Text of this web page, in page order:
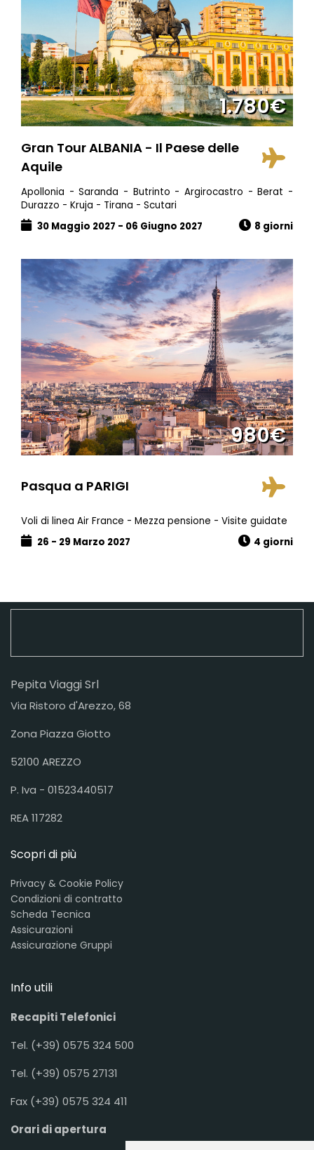
1.780€
Gran Tour ALBANIA - Il Paese delle
Aquile
Apollonia - Saranda - Butrinto - Argirocastro - Berat -
Durazzo - Kruja - Tirana - Scutari
30 Maggio 2027 - 06 Giugno 2027
8 giorni
980€
Pasqua a PARIGI
Voli di linea Air France - Mezza pensione - Visite guidate
26 - 29 Marzo 2027
4 giorni
Pepita Viaggi Srl
Via Ristoro d'Arezzo, 68
Zona Piazza Giotto
52100 AREZZO
P. Iva - 01523440517
REA 117282
Scopri di più
Privacy & Cookie Policy
Condizioni di contratto
Scheda Tecnica
Assicurazioni
Assicurazione Gruppi
Info utili
Recapiti Telefonici
Tel. (+39) 0575 324 500
Tel. (+39) 0575 27131
Fax (+39) 0575 324 411
Orari di apertura